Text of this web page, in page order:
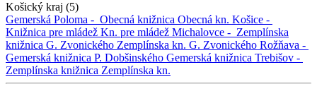
Košický kraj (5)
Gemerská Poloma - Obecná knižnica Obecná kn. Košice -
Knižnica pre mládež Kn. pre mládež Michalovce - Zemplínska
knižnica G. Zvonického Zemplínska kn. G. Zvonického Rožňava -
Gemerská knižnica P. Dobšinského Gemerská knižnica Trebišov -
Zemplínska knižnica Zemplínska kn.